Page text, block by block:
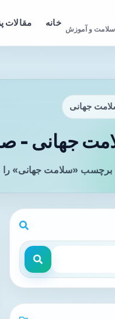
و آموزش
خانه مقالات
جهانی
جهانی -
برچسب «سلامت جهانی»